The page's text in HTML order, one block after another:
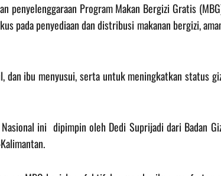
penyelenggaraan Program Makan Bergizi Gratis
pada penyediaan dan distribusi makanan bergizi,
dan ibu menyusui, serta untuk meningkatkan status
ini dipimpin oleh Dedi Suprijadi dari Badan